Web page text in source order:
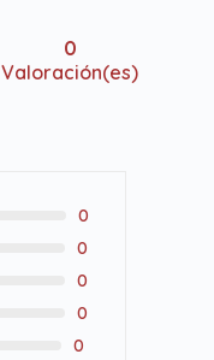
0
Valoración(es)
0
0
0
0
0